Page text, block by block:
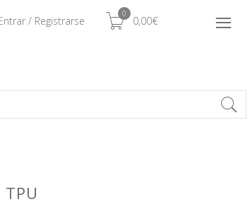
/ Registrarse
0
0,00€